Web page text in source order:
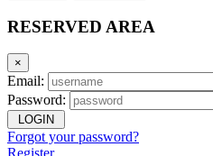
RESERVED AREA
×
Email:
Password:
LOGIN
Forgot your password?